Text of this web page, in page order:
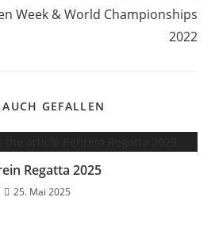
Week & World Championships
2022
GEFALLEN
Regatta 2025
25. Mai 2025